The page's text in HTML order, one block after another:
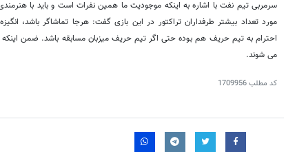
سرمربی تیم نفت با اشاره به اینکه موجودیت ما همین نفرات است و باید با هنرمندی
مورد تعداد بیشتر طرفداران تراکتور در این بازی گفت: هرجا تماشاگر باشد،
احترام به تیم حریف هم بوده حتی اگر تیم حریف میزبان مسابقه باشد. ضمن اینکه
می شوند.
کد مطلب1709956روزنامه‌های صبح شنبه ۱۷ مرداد ۱۴۰۵